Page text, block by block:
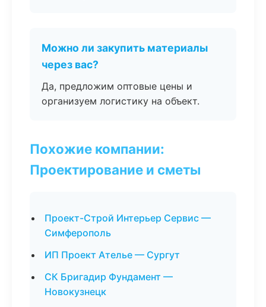
Можно ли закупить материалы
через вас?
Да, предложим оптовые цены и
организуем логистику на объект.
Похожие компании:
Проектирование и сметы
Проект-Строй Интерьер Сервис —
Симферополь
ИП Проект Ателье — Сургут
СК Бригадир Фундамент —
Новокузнецк